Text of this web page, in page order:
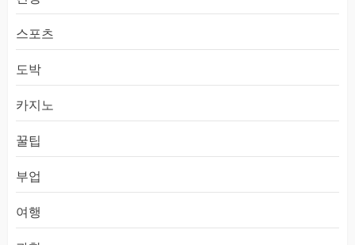
스포츠
도박
카지노
꿀팁
부업
여행